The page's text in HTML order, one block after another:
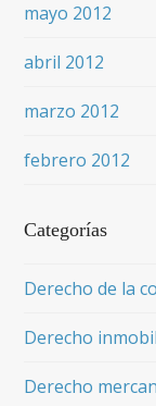
mayo 2012
abril 2012
marzo 2012
febrero 2012
Categorías
Derecho de la
Derecho
Derecho